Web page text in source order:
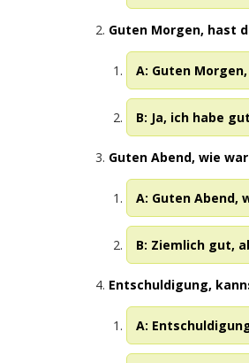
Guten Morgen, hast
A: Guten
B: Ja, ich habe
Guten Abend, wie
A: Guten Abend,
B: Ziemlich gut,
Entschuldigung,
A: